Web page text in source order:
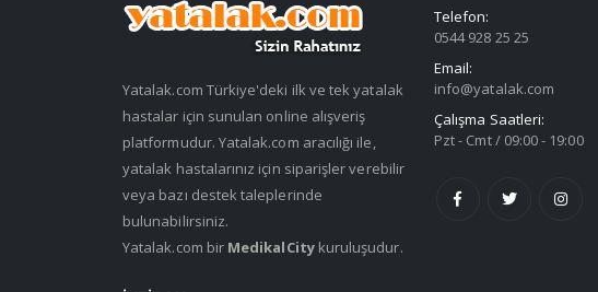
Yatalak.com Türkiye'deki ilk ve tek yatalak
hastalar için sunulan online alışveriş
platformudur. Yatalak.com aracılığı ile,
yatalak hastalarınız için siparişler verebilir
veya bazı destek taleplerinde
bulunabilirsiniz.
Yatalak.com bir MedikalCitykuruluşudur.
Telefon:
0544 928 25 25
Email:
info@yatalak.com
Çalışma Saatleri:
Pzt - Cmt / 09:00 - 19:00